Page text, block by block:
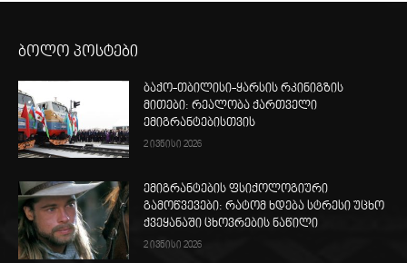
ბოლო პოსტები
ბაქო-თბილისი-ყარსის რკინიგზის
მითები: რეალობა ქართველი
ემიგრანტებისთვის
2 ივნისი 2026
ემიგრანტების ფსიქოლოგიური
გამოწვევები: რატომ ხდება სტრესი უცხო
ქვეყანაში ცხოვრების ნაწილი
2 ივნისი 2026